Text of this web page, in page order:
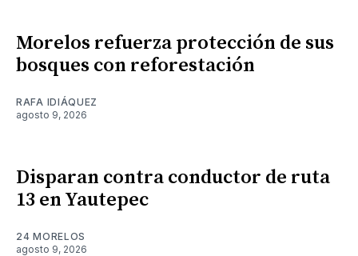
Morelos refuerza protección de sus
bosques con reforestación
RAFA IDIÁQUEZ
agosto 9, 2026
Disparan contra conductor de ruta
13 en Yautepec
24 MORELOS
agosto 9, 2026